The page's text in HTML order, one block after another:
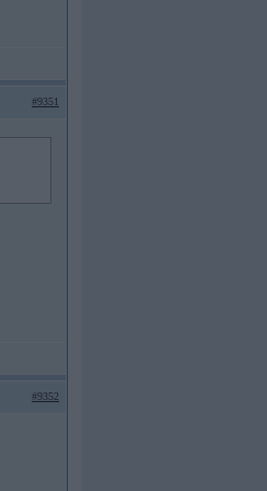
#9351
#9352